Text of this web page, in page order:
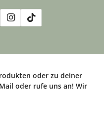
oder zu deiner
oder rufe uns an! Wir